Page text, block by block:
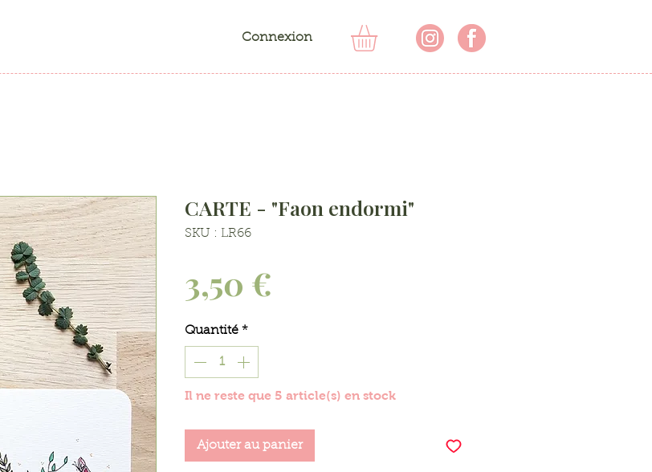
Connexion
CARTE - "Faon endormi"
SKU : LR66
3,50 €
Quantité *
Il ne reste que 5 article(s) en stock
Ajouter au panier